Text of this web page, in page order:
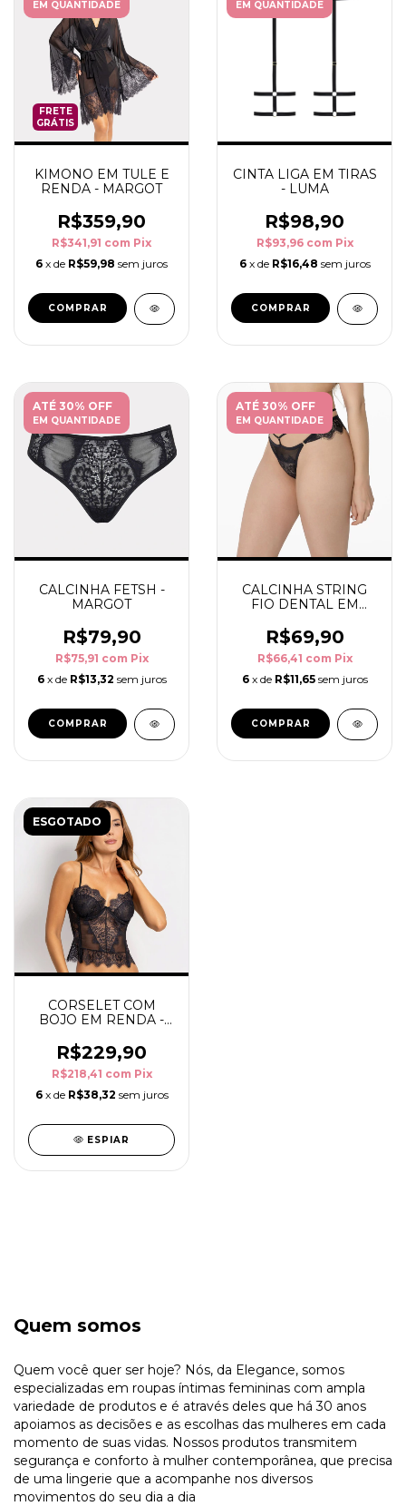
EM QUANTIDADE
FRETE
GRÁTIS
KIMONO EM TULE E
RENDA - MARGOT
R$359,90
R$341,91 com Pix
6 x de R$59,98 sem juros
COMPRAR
EM QUANTIDADE
CINTA LIGA EM TIRAS
- LUMA
R$98,90
R$93,96 com Pix
6 x de R$16,48 sem juros
COMPRAR
ATÉ 30% OFF
EM QUANTIDADE
CALCINHA FETSH -
MARGOT
R$79,90
R$75,91 com Pix
6 x de R$13,32 sem juros
COMPRAR
ATÉ 30% OFF
EM QUANTIDADE
CALCINHA STRING
FIO DENTAL EM
R$69,90
R$66,41 com Pix
6 x de R$11,65 sem juros
COMPRAR
ESGOTADO
CORSELET COM
BOJO EM RENDA -
R$229,90
R$218,41 com Pix
6 x de R$38,32 sem juros
ESPIAR
Quem somos
Quem você quer ser hoje? Nós, da Elegance, somos
especializadas em roupas íntimas femininas com ampla
variedade de produtos e é através deles que há 30 anos
apoiamos as decisões e as escolhas das mulheres em cada
momento de suas vidas. Nossos produtos transmitem
segurança e conforto à mulher contemporânea, que precisa
de uma lingerie que a acompanhe nos diversos
movimentos do seu dia a dia